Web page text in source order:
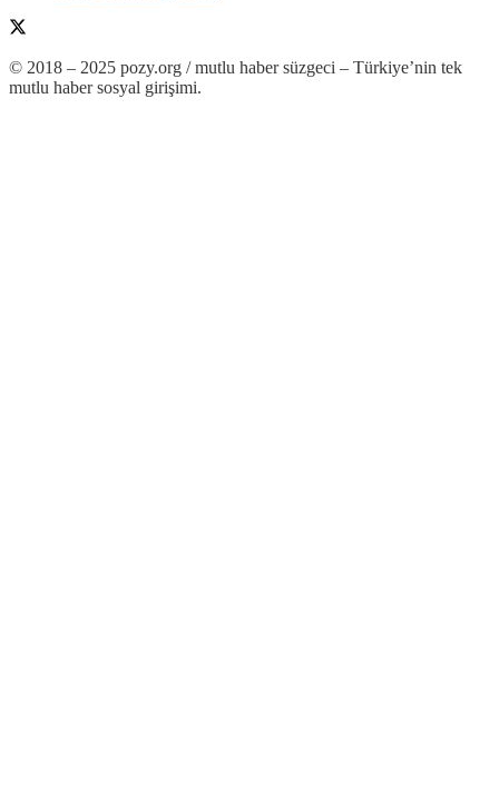
© 2018 – 2025 pozy.org / mutlu haber süzgeci – Türkiye’nin tek
mutlu haber sosyal girişimi.